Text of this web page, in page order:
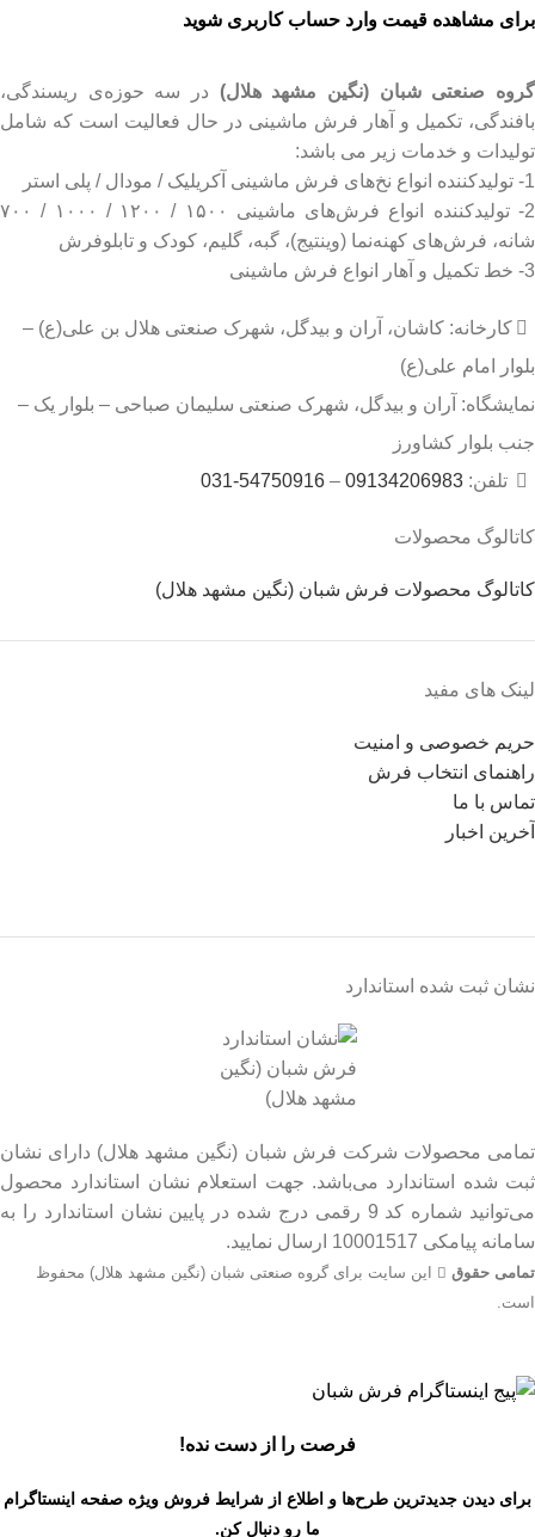
برای مشاهده قیمت وارد حساب کاربری شوید
گروه صنعتی شبان (نگین مشهد هلال) در سه حوزه‌ی ریسندگی،
بافندگی، تکمیل و آهار فرش ماشینی در حال فعالیت است که شامل
تولیدات و خدمات زیر می باشد:
1- تولیدکننده انواع نخ‌های فرش ماشینی آکریلیک / مودال / پلی استر
2- تولیدکننده انواع فرش‌های ماشینی ۱۵۰۰ / ۱۲۰۰ / ۱۰۰۰ / ۷۰۰
شانه، فرش‌های کهنه‌نما (وینتیج)، گبه، گلیم، کودک و تابلوفرش
3- خط تکمیل و آهار انواع فرش ماشینی
کارخانه: کاشان، آران و بیدگل، شهرک صنعتی هلال بن علی(ع) –
بلوار امام علی(ع)
نمایشگاه: آران و بیدگل، شهرک صنعتی سلیمان صباحی – بلوار یک –
جنب بلوار کشاورز
تلفن: 09134206983
–
54750916-031
کاتالوگ محصولات
کاتالوگ محصولات فرش شبان (نگین مشهد هلال)
لینک های مفید
حریم خصوصی و امنیت
راهنمای انتخاب فرش
تماس با ما
آخرین اخبار
نشان ثبت شده استاندارد
تمامی محصولات شرکت فرش شبان (نگین مشهد هلال) دارای نشان
ثبت شده استاندارد می‌باشد. جهت استعلام نشان استاندارد محصول
می‌توانید شماره کد 9 رقمی درج شده در پایین نشان استاندارد را به
سامانه پیامکی 10001517 ارسال نمایید.
تمامی حقوق
این سایت برای گروه صنعتی شبان (نگین مشهد هلال) محفوظ
است.
فرصت را از دست نده!
برای دیدن جدیدترین طرح‌ها و اطلاع از شرایط فروش ویژه صفحه اینستاگرام
ما رو دنبال کن.